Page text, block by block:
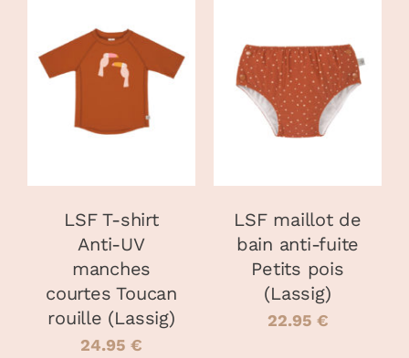
à
70.00 €
CHOIX DES
OPTIONS
CE
PRODUIT
PLUSIEURS
PEUVENT
ÊTRE
CHOISIES
SUR
LA
PAGE
DU
PRODUIT
LSF T-shirt
Anti-UV
manches
courtes Toucan
rouille (Lassig)
24.95 €
CHOIX DES
OPTIONS CE
PRODUIT
A
PLUSIEURS
PEUVENT
ÊTRE
CHOISIES
SUR
LA
PAGE
DU
/
DÉTAILS
LSF maillot de
bain anti-fuite
Petits pois
(Lassig)
22.95 €